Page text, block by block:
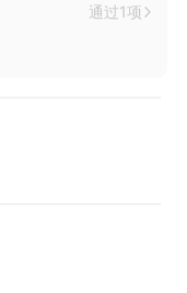
通过1项